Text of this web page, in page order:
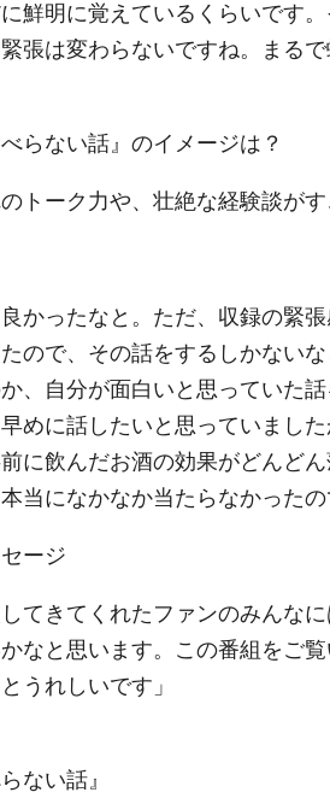
鮮明に覚えているくらいです
張は変わらないですね。まる
らない話』のイメージは？
のトーク力や、壮絶な経験談が
良かったなと。ただ、収録の緊
ので、その話をするしかない
、自分が面白いと思っていた
めに話したいと思っていまし
に飲んだお酒の効果がどんど
当になかなか当たらなかった
ージ
してきてくれたファンのみんな
なと思います。この番組をご
うれしいです」
ない話』